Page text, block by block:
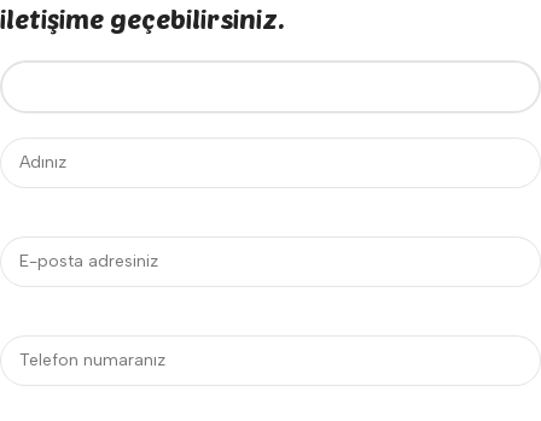
iletişime geçebilirsiniz.